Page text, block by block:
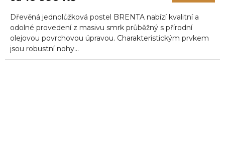
Dřevěná jednolůžková postel BRENTA nabízí kvalitní a
odolné provedení z masivu smrk průběžný s přírodní
olejovou povrchovou úpravou. Charakteristickým prvkem
jsou robustní nohy...